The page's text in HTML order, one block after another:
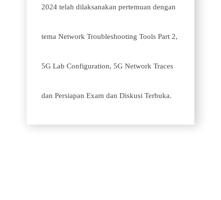
2024 telah dilaksanakan pertemuan dengan
tema Network Troubleshooting Tools Part 2,
5G Lab Configuration, 5G Network Traces
dan Persiapan Exam dan Diskusi Terbuka.